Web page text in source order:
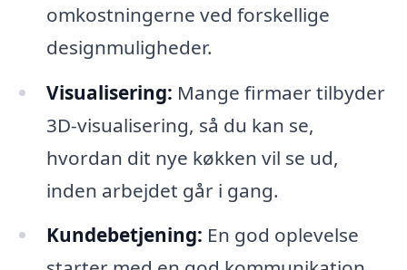
omkostningerne ved forskellige
designmuligheder.
Visualisering: Mange firmaer tilbyder
3D-visualisering, så du kan se,
hvordan dit nye køkken vil se ud,
inden arbejdet går i gang.
Kundebetjening: En god oplevelse